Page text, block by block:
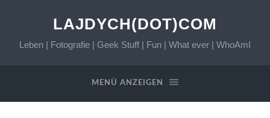
LAJDYCH(DOT)COM
Leben | Fotografie | Geek Stuff | Fun | What ever | WhoAmI
MENÜ ANZEIGEN